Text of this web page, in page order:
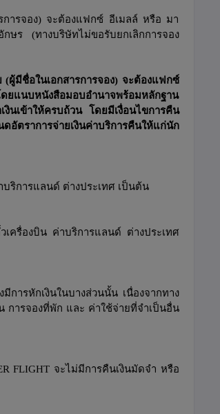
การจอง) จะต้องแฟกซ์ อีเมลล์ หรือ มา
กษร (ทางบริษัทไม่ขอรับยกเลิกการจอง
ผู้มีชื่อในเอกสารการจอง) จะต้องแฟกซ์
ยแนบหนังสือมอบอำนาจพร้อมหลักฐาน
นเข้าให้ครบถ้วน โดยมีเงื่อนไขการคืน
อัตราการจ่ายเงินค่าบริการคืนให้แก่นัก
บริการแลนด์ ต่างประเทศ เป็นต้น
เครื่องบิน ค่าบริการแลนด์ ต่างประเทศ
การหักเงินในบางส่วนนั้น เนื่องจากทาง
การจองที่พัก และ ค่าใช้จ่ายที่จำเป็นอื่น
FLIGHT จะไม่มีการคืนเงินมัดจำ หรือ